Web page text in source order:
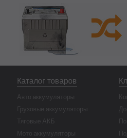
Каталог товаров
Авто аккумуляторы
Грузовые аккумуляторы
Тяговые АКБ
Мото аккумуляторы